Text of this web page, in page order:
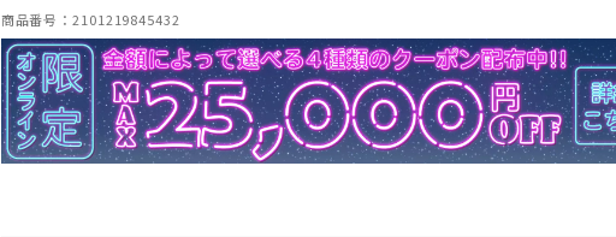
商品番号：2101219845432